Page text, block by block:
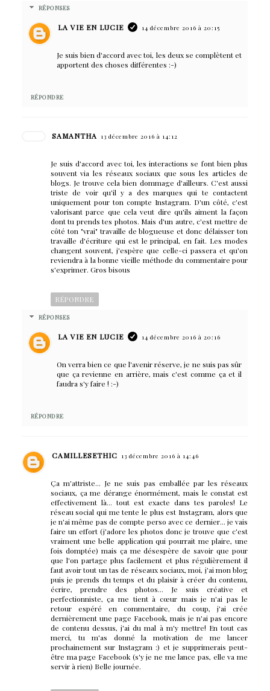
RÉPONSES
LA VIE EN LUCIE 14 décembre 2016 à 20:15
Je suis bien d'accord avec toi, les deux se complètent et
apportent des choses différentes :-)
RÉPONDRE
SAMANTHA 13 décembre 2016 à 14:12
Je suis d'accord avec toi, les interactions se font bien plus
souvent via les réseaux sociaux que sous les articles de
blogs. Je trouve cela bien dommage d'ailleurs. C'est aussi
triste de voir qu'il y a des marques qui te contactent
uniquement pour ton compte Instagram. D'un côté, c'est
valorisant parce que cela veut dire qu'ils aiment la façon
dont tu prends tes photos. Mais d'un autre, c'est mettre de
côté ton "vrai" travaille de blogueuse et donc délaisser ton
travaille d'écriture qui est le principal, en fait. Les modes
changent souvent, j'espère que celle-ci passera et qu'on
reviendra à la bonne vieille méthode du commentaire pour
s'exprimer. Gros bisous
RÉPONDRE
RÉPONSES
LA VIE EN LUCIE 14 décembre 2016 à 20:16
On verra bien ce que l'avenir réserve, je ne suis pas sûr
que ça revienne en arrière, mais c'est comme ça et il
faudra s'y faire ! :-)
RÉPONDRE
CAMILLESETHIC 13 décembre 2016 à 14:46
Ça m'attriste... Je ne suis pas emballée par les réseaux
sociaux, ça me dérange énormément, mais le constat est
effectivement là... tout est exacte dans tes paroles! Le
réseau social qui me tente le plus est Instagram, alors que
je n'ai même pas de compte perso avec ce dernier... je vais
faire un effort (j'adore les photos donc je trouve que c'est
vraiment une belle application qui pourrait me plaire, une
fois domptée) mais ça me désespère de savoir que pour
que l'on partage plus facilement et plus régulièrement il
faut avoir tout un tas de réseaux sociaux, moi, j'ai mon blog
puis je prends du temps et du plaisir à créer du contenu,
écrire, prendre des photos... Je suis créative et
perfectionniste, ça me tient à cœur mais je n'ai pas le
retour espéré en commentaire, du coup, j'ai crée
dernièrement une page Facebook, mais je n'ai pas encore
de contenu dessus, j'ai du mal à m'y mettre! En tout cas
merci, tu m'as donné la motivation de me lancer
prochainement sur Instagram :) et je supprimerais peut-
être ma page Facebook (s'y je ne me lance pas, elle va me
servir à rien) Belle journée.